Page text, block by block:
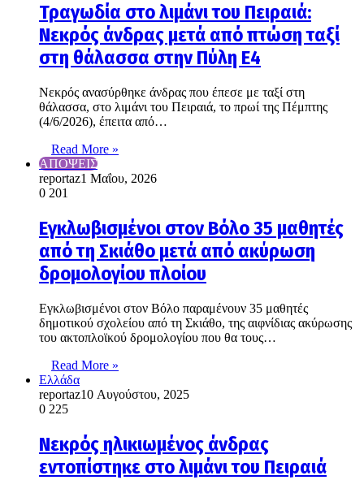
Τραγωδία στο λιμάνι του Πειραιά:
Νεκρός άνδρας μετά από πτώση ταξί
στη θάλασσα στην Πύλη Ε4
Νεκρός ανασύρθηκε άνδρας που έπεσε με ταξί στη
θάλασσα, στο λιμάνι του Πειραιά, το πρωί της Πέμπτης
(4/6/2026), έπειτα από…
Read More »
ΑΠΟΨΕΙΣ
reportaz1 Μαΐου, 2026
0 201
Εγκλωβισμένοι στον Βόλο 35 μαθητές
από τη Σκιάθο μετά από ακύρωση
δρομολογίου πλοίου
Εγκλωβισμένοι στον Βόλο παραμένουν 35 μαθητές
δημοτικού σχολείου από τη Σκιάθο, της αιφνίδιας ακύρωσης
του ακτοπλοϊκού δρομολογίου που θα τους…
Read More »
Ελλάδα
reportaz10 Αυγούστου, 2025
0 225
Νεκρός ηλικιωμένος άνδρας
εντοπίστηκε στο λιμάνι του Πειραιά